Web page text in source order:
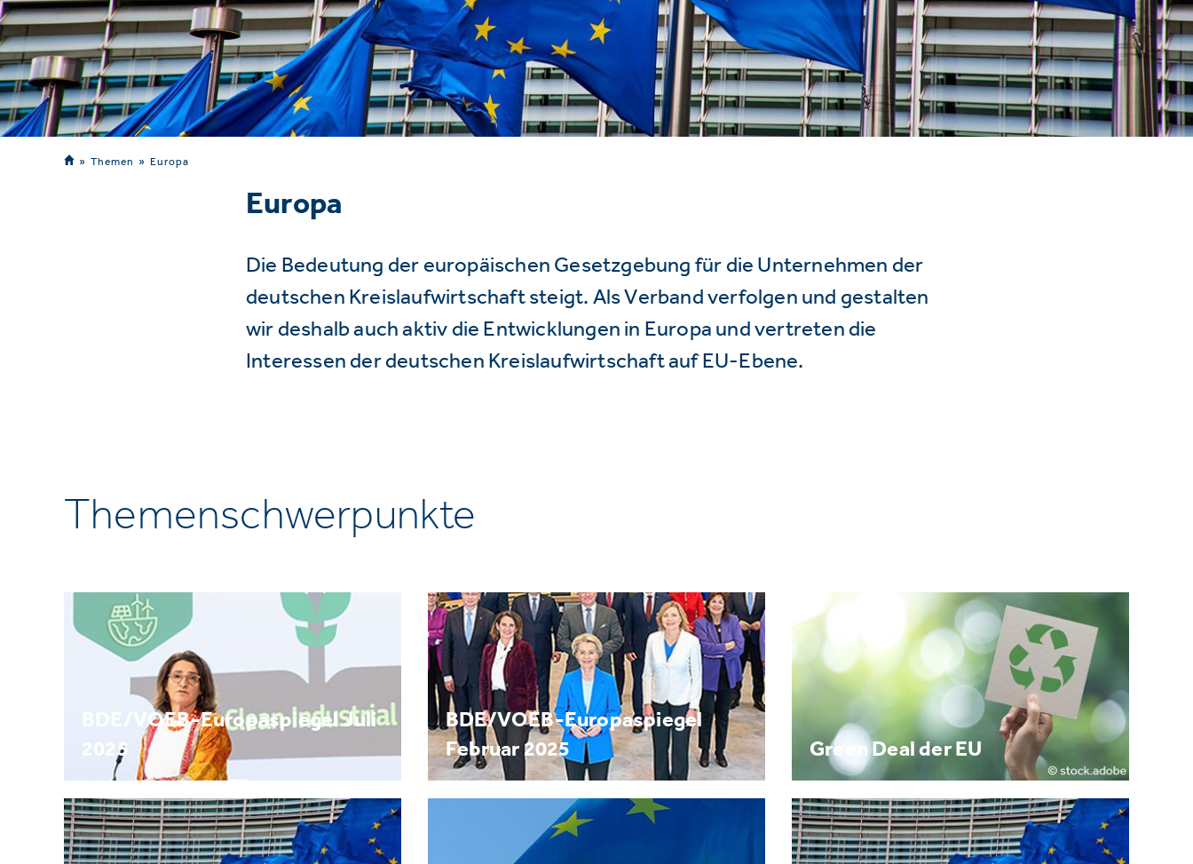
Themen Europa
Europa
Die Bedeutung der europäischen Gesetzgebung für die Unternehmen der
deutschen Kreislaufwirtschaft steigt. Als Verband verfolgen und gestalten
wir deshalb auch aktiv die Entwicklungen in Europa und vertreten die
Interessen der deutschen Kreislaufwirtschaft auf EU-Ebene.
Themenschwerpunkte
BDE/VOEB-Europaspiegel Juli
2025
BDE/VOEB-Europaspiegel
Februar 2025
Green Deal der EU